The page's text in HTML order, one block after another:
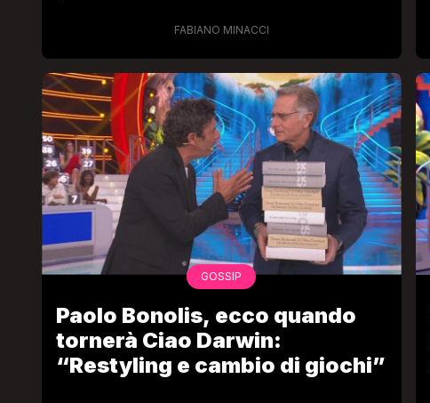
FABIANO MINACCI
GOSSIP
Paolo Bonolis, ecco quando
tornerà Ciao Darwin:
“Restyling e cambio di giochi”